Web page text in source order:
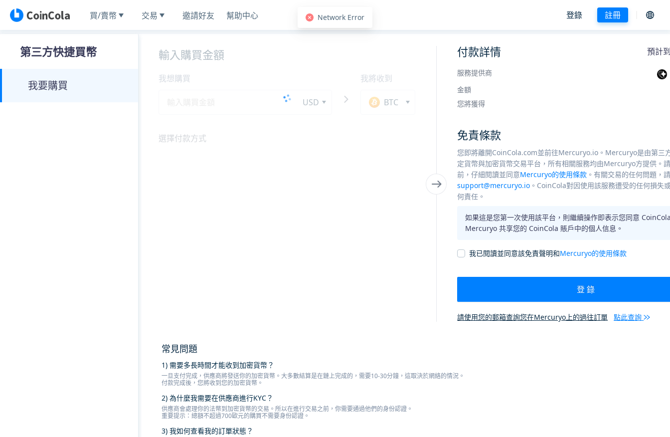
買/賣幣 交易 邀請好友 幫助中心 登錄 註冊
第三方快捷買幣
我要購買
輸入購買金額
我想購買
USD
我將收到
BTC
選擇付款方式
付款詳情 預計
服務提供商
金額
您將獲得
免責條款
您即將離開CoinCola.com並前往Mercuryo.io。Mercuryo是由第三
定貨幣與加密貨幣交易平台，所有相關服務均由Mercuryo方提供。
前，仔細閱讀並同意Mercuryo的使用條款 。有關交易的任何問題，
support@mercuryo.io 。CoinCola對因使用該服務遭受的任何損失
何責任。
如果這是您第一次使用該平台，則繼續操作即表示您同意
Mercuryo 共享您的 CoinCola 賬戶中的個人信息。
我已閱讀並同意該免責聲明和Mercuryo的使用條款
登 錄
請使用您的郵箱查詢您在Mercuryo上的過往訂單 點此查詢
常見問題
1) 需要多長時間才能收到加密貨幣？
一旦支付完成，供應商將發送你的加密貨幣。大多數結算是在鏈上完成的，需要10-30分鐘，這取決於網絡的情況。
付款完成後，您將收到您的加密貨幣。
2) 為什麼我需要在供應商進行KYC？
供應商會處理你的法幣到加密貨幣的交易。所以在進行交易之前，你需要通過他們的身份認證。
重要提示：總額不超過700歐元的購買不需要身份認證。
3) 我如何查看我的訂單狀態？